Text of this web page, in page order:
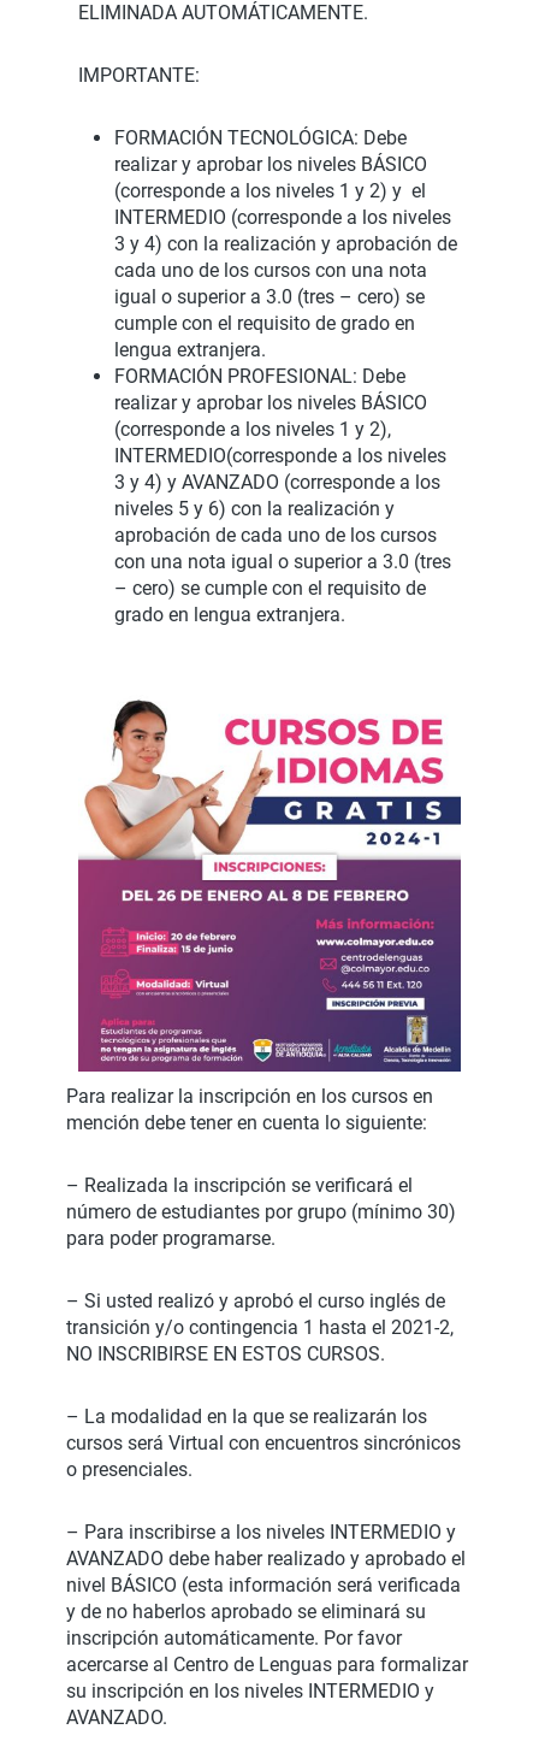
ELIMINADA AUTOMÁTICAMENTE.
IMPORTANTE:
FORMACIÓN TECNOLÓGICA: Debe
realizar y aprobar los niveles BÁSICO
(corresponde a los niveles 1 y 2) y el
INTERMEDIO (corresponde a los niveles
3 y 4) con la realización y aprobación de
cada uno de los cursos con una nota
igual o superior a 3.0 (tres – cero) se
cumple con el requisito de grado en
lengua extranjera.
FORMACIÓN PROFESIONAL: Debe
realizar y aprobar los niveles BÁSICO
(corresponde a los niveles 1 y 2),
INTERMEDIO(corresponde a los niveles
3 y 4) y AVANZADO (corresponde a los
niveles 5 y 6) con la realización y
aprobación de cada uno de los cursos
con una nota igual o superior a 3.0 (tres
– cero) se cumple con el requisito de
grado en lengua extranjera.
Para realizar la inscripción en los cursos en
mención debe tener en cuenta lo siguiente:
– Realizada la inscripción se verificará el
número de estudiantes por grupo (mínimo 30)
para poder programarse.
– Si usted realizó y aprobó el curso inglés de
transición y/o contingencia 1 hasta el 2021-2,
NO INSCRIBIRSE EN ESTOS CURSOS.
– La modalidad en la que se realizarán los
cursos será Virtual con encuentros sincrónicos
o presenciales.
– Para inscribirse a los niveles INTERMEDIO y
AVANZADO debe haber realizado y aprobado el
nivel BÁSICO (esta información será verificada
y de no haberlos aprobado se eliminará su
inscripción automáticamente. Por favor
acercarse al Centro de Lenguas para formalizar
su inscripción en los niveles INTERMEDIO y
AVANZADO.